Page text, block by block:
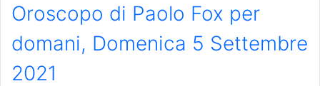
Oroscopo di Paolo Fox per
domani, Domenica 5 Settembre
2021